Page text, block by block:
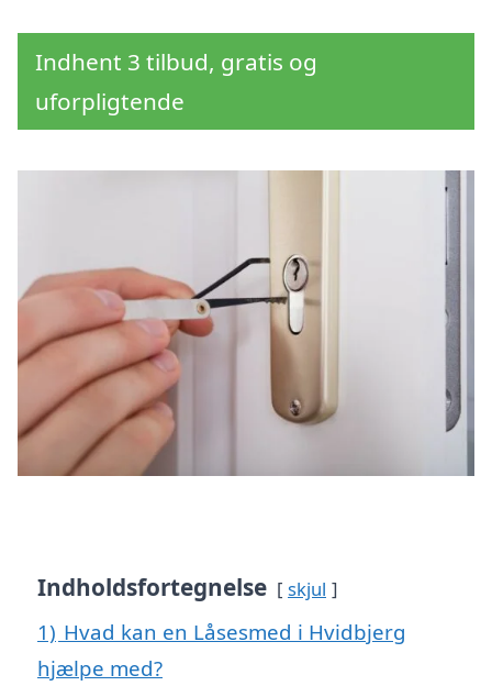
Indhent 3 tilbud, gratis og
uforpligtende
Indholdsfortegnelse skjul
1) Hvad kan en Låsesmed i Hvidbjerg
hjælpe med?